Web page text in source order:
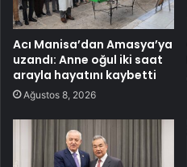
Acı Manisa’dan Amasya’ya
uzandı: Anne oğul iki saat
arayla hayatını kaybetti
Ağustos 8, 2026